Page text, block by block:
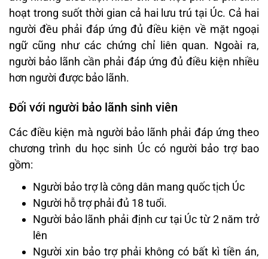
hoạt trong suốt thời gian cả hai lưu trú tại Úc. Cả hai
người đều phải đáp ứng đủ điều kiện về mặt ngoại
ngữ cũng như các chứng chỉ liên quan. Ngoài ra,
người bảo lãnh cần phải đáp ứng đủ điều kiện nhiều
hơn người được bảo lãnh.
Đối với người bảo lãnh sinh viên
Các điều kiện mà người bảo lãnh phải đáp ứng theo
chương trình du học sinh Úc có người bảo trợ bao
gồm:
Người bảo trợ là công dân mang quốc tịch Úc
Người hỗ trợ phải đủ 18 tuổi.
Người bảo lãnh phải định cư tại Úc từ 2 năm trở
lên
Người xin bảo trợ phải không có bất kì tiền án,